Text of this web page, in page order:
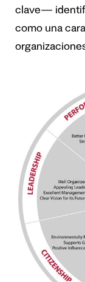
clave—
como una